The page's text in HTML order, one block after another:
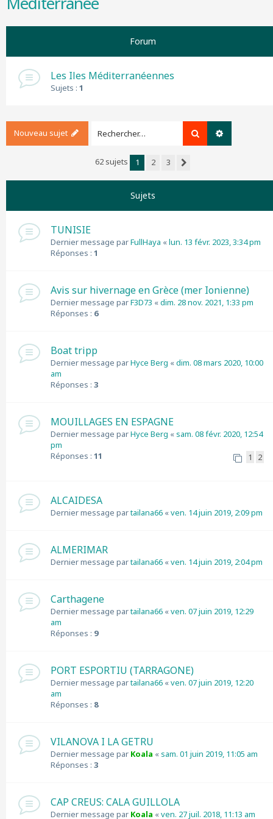
Forum
Les Iles Méditerranéennes
Sujets : 1
Nouveau sujet Rechercher
62 sujets 1 2
3
Sujets
TUNISIE
Dernier message parFullHaya «lun. 13 févr. 2023, 3:34 pm
Réponses : 1
Avis sur hivernage en Grèce (mer Ionienne)
Dernier message parF3D73 «dim. 28 nov. 2021, 1:33 pm
Réponses : 6
Boat tripp
Dernier message parHyce Berg «dim. 08 mars 2020, 10:00
am
Réponses : 3
MOUILLAGES EN ESPAGNE
Dernier message parHyce Berg «sam. 08 févr. 2020, 12:54
pm
Réponses : 11 1 2
ALCAIDESA
Dernier message partailana66 «ven. 14 juin 2019, 2:09 pm
ALMERIMAR
Dernier message partailana66 «ven. 14 juin 2019, 2:04 pm
Carthagene
Dernier message partailana66 «ven. 07 juin 2019, 12:29
am
Réponses : 9
PORT ESPORTIU (TARRAGONE)
Dernier message partailana66 «ven. 07 juin 2019, 12:20
am
Réponses : 8
VILANOVA I LA GETRU
Dernier message par Koala «sam. 01 juin 2019, 11:05 am
Réponses : 3
CAP CREUS: CALA GUILLOLA
Dernier message par Koala «ven. 27 juil. 2018, 11:13 am